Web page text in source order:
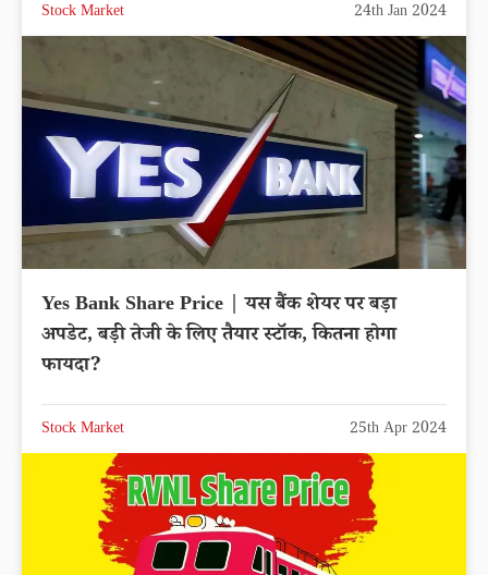
Stock Market 24th Jan 2024
Yes Bank Share Price | यस बैंक शेयर पर बड़ा
अपडेट, बड़ी तेजी के लिए तैयार स्टॉक, कितना होगा
फायदा?
Stock Market 25th Apr 2024